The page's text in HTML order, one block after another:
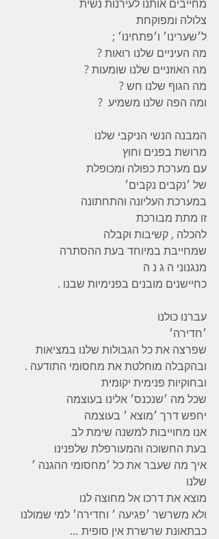
מחייבים אותנו לעירנות נשית
צלולה ומפוקחת
ל׳שערינו׳ ו׳פתחינו׳ ;
מה העיניים שלנו רואות ?
מה האוזניים שלנו שומעות ?
מה הגוף שלנו חש ?
ומה הפה שלנו משמיע  ?
המבנה הנשי הניקבי שלנו
מרושת בפנים וחוץ
עם מערכת כפולה ומכופלת
של ׳נקבים נקבים׳
במערכת העליונה והתחתונה
זו מתת מבורכת
להכלה , קשיבות וקבלה
שמחייבת במיוחד בעת ההסתרה
מנגנוני ה ג נ ה
כחיישנים מובנים בפנימיות שבנו .
עברנו כולנו
׳חדירה׳
שפרצה את כל הגבולות שלנו במציאות
ובהקבלה מוחלטת את מחסומי התודעה .
ובחוקיות פנימית יקומית
שכל מה ׳שנכנס׳ אלינו בעוצמה
יחפש דרך ׳מוצא ׳ בעוצמה
אנו מחוייבות למשנה שימת לב
בעת החשוכה והמעורפלת שלפנינו
איך מה שעבר את כל ׳מחסומי ההגנה ׳
שלנו
מוצא את דרכו אל מחוצה לנו
ולא משרשר ׳פגיעה ׳ וחדירה׳ למי שמולנו
כבתאונת שרשרת אין סופית …